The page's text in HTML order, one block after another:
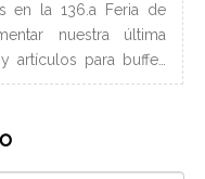
en la 136.a Feria de
nuestra última
para buffet.
de la industria,
diseño innovador.